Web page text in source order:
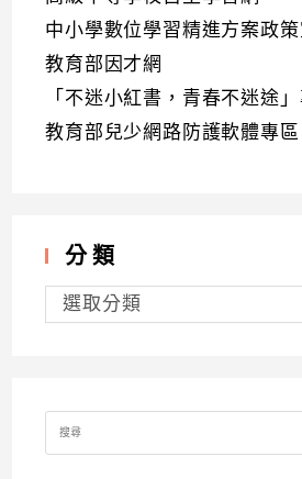
中小學數位學習精進方案政策
教育部因才網
「不迷小紅書，青春不迷途」
教育部兒少網路防護軟體專區
分類
分
類選取分類
Search
for: